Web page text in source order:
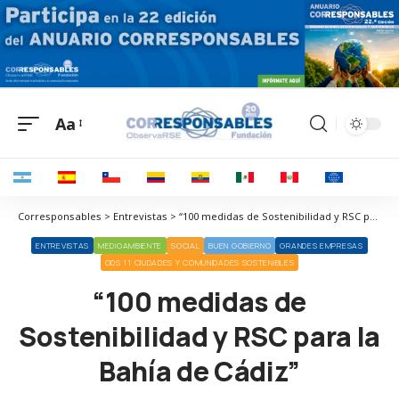
Aa
Corresponsables > Entrevistas > “100 medidas de Sostenibilidad y RSC para la Bahía de Cádiz”
ENTREVISTAS MEDIOAMBIENTE SOCIAL BUEN GOBIERNO
GRANDES EMPRESAS
ODS 11 CIUDADES Y COMUNIDADES SOSTENIBLES
“100 medidas de
Sostenibilidad y RSC para la
Bahía de Cádiz”